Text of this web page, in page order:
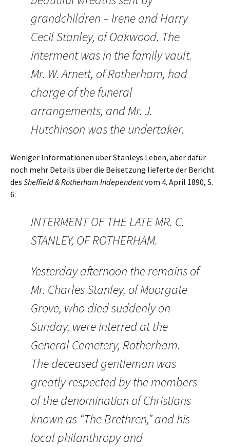
grandchildren – Irene and Harry
Cecil Stanley, of Oakwood. The
interment was in the family vault.
Mr. W. Arnett, of Rotherham, had
charge of the funeral
arrangements, and Mr. J.
Hutchinson was the undertaker.
Weniger Informationen über Stanleys Leben, aber dafür
noch mehr Details über die Beisetzung lieferte der Bericht
des Sheffield & Rotherham Independentvom 4. April 1890, S.
6:
INTERMENT OF THE LATE MR. C.
STANLEY, OF ROTHERHAM.
Yesterday afternoon the remains of
Mr. Charles Stanley, of Moorgate
Grove, who died suddenly on
Sunday, were interred at the
General Cemetery, Rotherham.
The deceased gentleman was
greatly respected by the members
of the denomination of Christians
known as “The Brethren,” and his
local philanthropy and